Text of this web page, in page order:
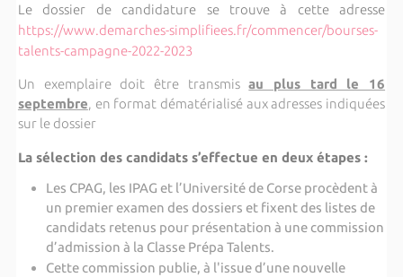
Le dossier de candidature se trouve à cette adresse
https://www.demarches-simplifiees.fr/commencer/bourses-
talents-campagne-2022-2023
Un exemplaire doit être transmisau plus tard le 16
septembre, en format dématérialisé aux adresses indiquées
sur le dossier
La sélection des candidats s’effectue en deux étapes :
Les CPAG, les IPAG et l’Université de Corse procèdent à
un premier examen des dossiers et fixent des listes de
candidats retenus pour présentation à une commission
d’admission à la Classe Prépa Talents.
Cette commission publie, à l'issue d’une nouvelle